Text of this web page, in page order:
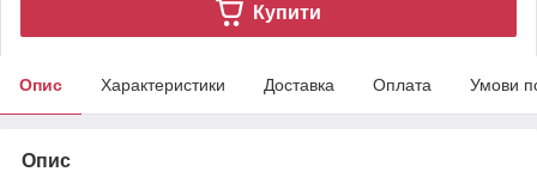
Купити
Опис Характеристики Доставка Оплата Умови
Опис